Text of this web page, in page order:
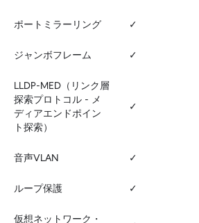
ポートミラーリング ✓
ジャンボフレーム ✓
LLDP-MED（リンク層
探索プロトコル - メ
ディアエンドポイン
ト探索）
✓
音声VLAN ✓
ループ保護 ✓
仮想ネットワーク・